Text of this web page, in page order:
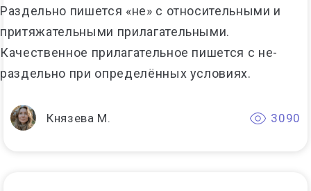
Раздельно пишется «не» с относительными и
притяжательными прилагательными.
Качественное прилагательное пишется с не-
раздельно при определённых условиях.
Князева М. 3090